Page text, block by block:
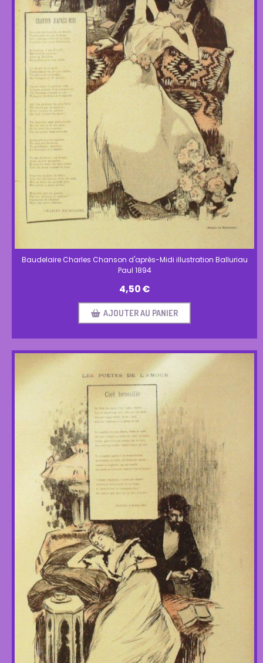
Baudelaire Charles Chanson d'après-Midi illustration Balluriau
Paul 1894
4,50€
AJOUTER AU PANIER